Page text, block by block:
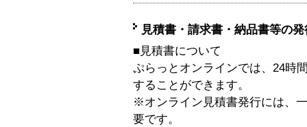
見積書・請求書・納品書等の
■見積書について
ぷらっとオンラインでは、24時
することができます。
※オンライン見積書発行には、
要です。